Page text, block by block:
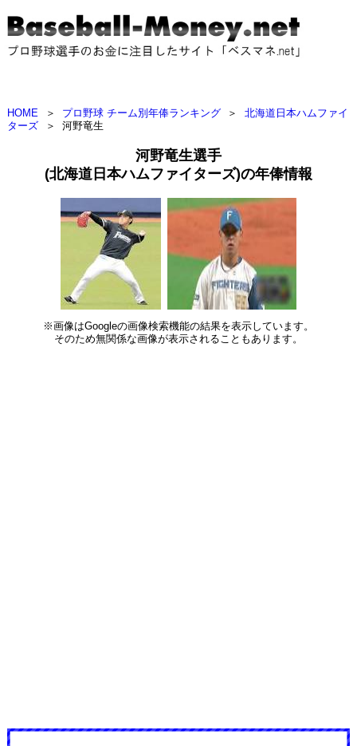
HOME ＞ プロ野球 チーム別年俸ランキング ＞
北海道日本ハムファイ
ターズ
＞ 河野竜生
河野竜生選手
(北海道日本ハムファイターズ)の年俸情報
※画像はGoogleの画像検索機能の結果を表示しています。
そのため無関係な画像が表示されることもあります。